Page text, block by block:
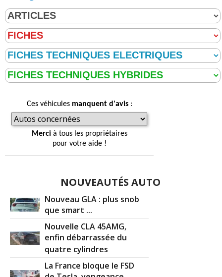
Ces véhicules manquent d'avis:
Mercià tous les propriétaires
pour votre aide !
NOUVEAUTÉS AUTO
Nouveau GLA : plus snob
que smart ...
Nouvelle CLA 45AMG,
enfin débarrassée du
quatre cylindres
La France bloque le FSD